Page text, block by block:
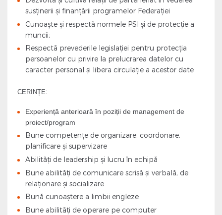
susținerii și finanțării programelor Federației
Cunoaşte şi respectă normele PSI şi de protecţie a
muncii;
Respectă prevederile legislației pentru protecţia
persoanelor cu privire la prelucrarea datelor cu
caracter personal şi libera circulație a acestor date
CERINȚE:
Experiență anterioară în poziții de management de
proiect/program
Bune competențe de organizare, coordonare,
planificare și supervizare
Abilități de leadership și lucru în echipă
Bune abilități de comunicare scrisă și verbală, de
relaționare și socializare
Bună cunoaștere a limbii engleze
Bune abilități de operare pe computer